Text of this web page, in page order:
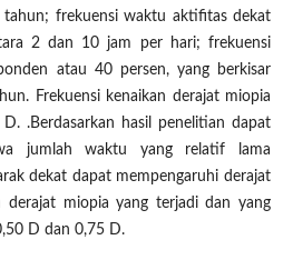
frekuensi waktu aktifitas dekat
2 dan 10 jam per hari; frekuensi
atau 40 persen, yang berkisar
Frekuensi kenaikan derajat miopia
.Berdasarkan hasil penelitian dapat
jumlah waktu yang relatif lama
dekat dapat mempengaruhi derajat
derajat miopia yang terjadi dan yang
D dan 0,75 D.